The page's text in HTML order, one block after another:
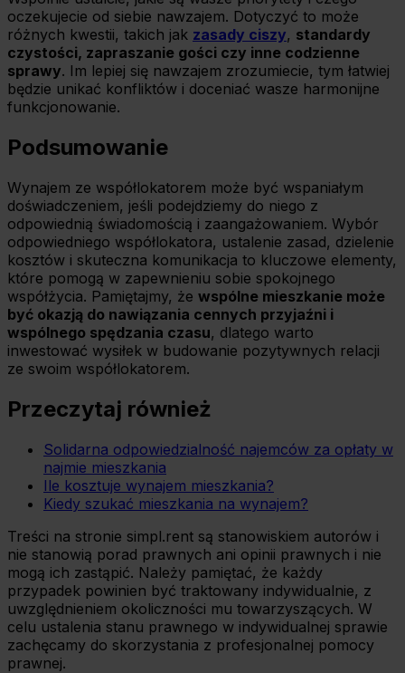
oczekujecie od siebie nawzajem. Dotyczyć to może
różnych kwestii, takich jak zasady ciszy, standardy
czystości, zapraszanie gości czy inne codzienne
sprawy. Im lepiej się nawzajem zrozumiecie, tym łatwiej
będzie unikać konfliktów i doceniać wasze harmonijne
funkcjonowanie.
Podsumowanie
Wynajem ze współlokatorem może być wspaniałym
doświadczeniem, jeśli podejdziemy do niego z
odpowiednią świadomością i zaangażowaniem. Wybór
odpowiedniego współlokatora, ustalenie zasad, dzielenie
kosztów i skuteczna komunikacja to kluczowe elementy,
które pomogą w zapewnieniu sobie spokojnego
współżycia. Pamiętajmy, że wspólne mieszkanie może
być okazją do nawiązania cennych przyjaźni i
wspólnego spędzania czasu, dlatego warto
inwestować wysiłek w budowanie pozytywnych relacji
ze swoim współlokatorem.
Przeczytaj również
Solidarna odpowiedzialność najemców za opłaty w
najmie mieszkania
Ile kosztuje wynajem mieszkania?
Kiedy szukać mieszkania na wynajem?
Treści na stronie simpl.rent są stanowiskiem autorów i
nie stanowią porad prawnych ani opinii prawnych i nie
mogą ich zastąpić. Należy pamiętać, że każdy
przypadek powinien być traktowany indywidualnie, z
uwzględnieniem okoliczności mu towarzyszących. W
celu ustalenia stanu prawnego w indywidualnej sprawie
zachęcamy do skorzystania z profesjonalnej pomocy
prawnej.